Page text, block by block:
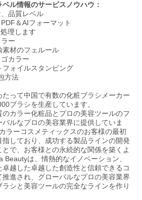
ル情報のサービスノウハウ：
品質レベル
＆AIフォーマット
理します
ー
素材のフェルール
カラー
ォイルスタンピング
方法
って中国で有数の化粧ブラシメーカー
ブラシを生産しています。
カラー化粧品とプロの美容ツールのフ
ルなプロの美容業界に提供していま
ラーコスメティックスのお客様の最初
しており、成功する製品ラインの開発
で、お客様との永続的な関係を築くよ
Beautyは、情熱的なイノベーション、
越した卓越した創造性と信頼できるコ
進され、グローバルなプロの美容業界
シと美容ツールの完全なラインを作り